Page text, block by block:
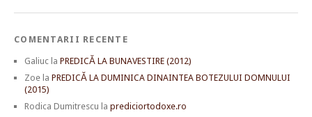
COMENTARII RECENTE
Galiuc la PREDICĂ LA BUNAVESTIRE (2012)
Zoe la PREDICĂ LA DUMINICA DINAINTEA BOTEZULUI DOMNULUI
(2015)
Rodica Dumitrescu la prediciortodoxe.ro